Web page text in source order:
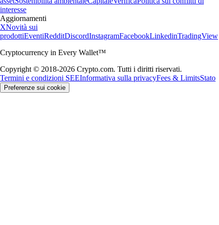
interesse
Aggiornamenti
XNovità sui
prodottiEventiRedditDiscordInstagramFacebookLinkedinTradingView
Cryptocurrency in Every Wallet™
Copyright © 2018-2026 Crypto.com. Tutti i diritti riservati.
Termini e condizioni SEEInformativa sulla privacyFees & LimitsStato
Preferenze sui cookie